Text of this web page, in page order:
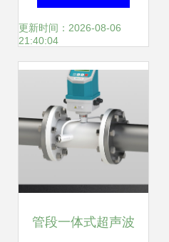
_仪器仪表_世界工
厂网产品信息
更新时间：2026-08-06
21:40:04
管段一体式超声波